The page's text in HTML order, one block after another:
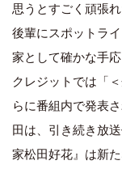
思うとすごく頑張
後輩にスポットラ
家として確かな手
クレジットでは「
らに番組内で発表
田は、引き続き放
家松田好花』は新